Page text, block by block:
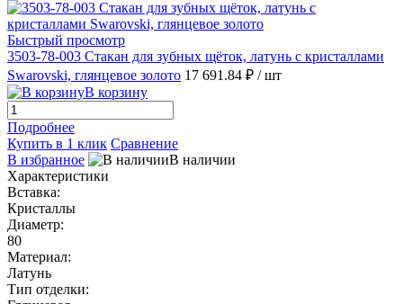
Быстрый просмотр
3503-78-003 Стакан для зубных щёток, латунь с кристаллами
Swarovski, глянцевое золото 17 691.84 ₽ / шт
В корзину
Подробнее
Купить в 1 клик Сравнение
В избранное
В наличии
Характеристики
Вставка:
Кристаллы
Диаметр:
80
Материал:
Латунь
Тип отделки: